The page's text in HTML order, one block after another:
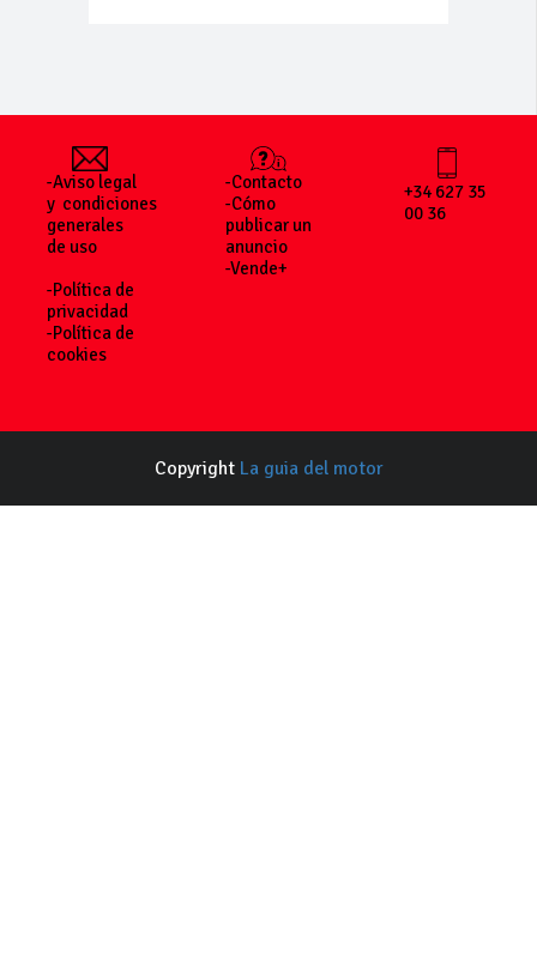
-Aviso legal
y condiciones
generales
de uso
-Política de
privacidad
-Política de
cookies
-Contacto
-Cómo
publicar un
anuncio
-Vende+
+34 627 35
00 36
Copyright La guia del motor